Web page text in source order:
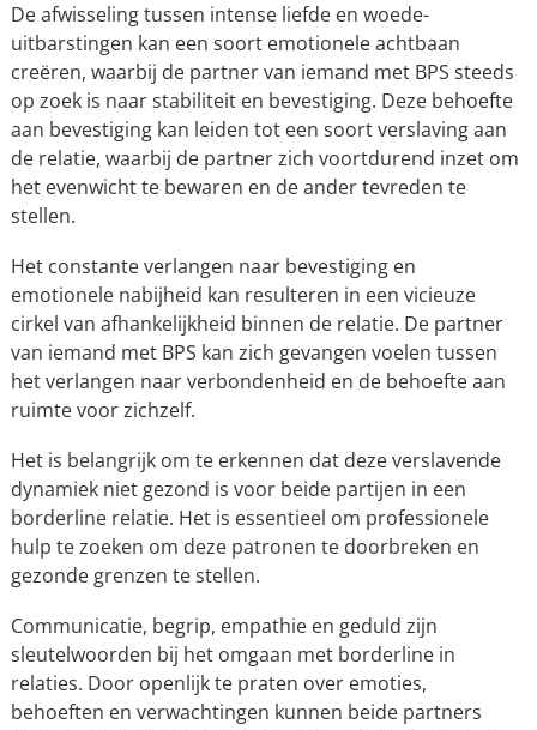
De afwisseling tussen intense liefde en woede-
uitbarstingen kan een soort emotionele achtbaan
creëren, waarbij de partner van iemand met BPS steeds
op zoek is naar stabiliteit en bevestiging. Deze behoefte
aan bevestiging kan leiden tot een soort verslaving aan
de relatie, waarbij de partner zich voortdurend inzet om
het evenwicht te bewaren en de ander tevreden te
stellen.
Het constante verlangen naar bevestiging en
emotionele nabijheid kan resulteren in een vicieuze
cirkel van afhankelijkheid binnen de relatie. De partner
van iemand met BPS kan zich gevangen voelen tussen
het verlangen naar verbondenheid en de behoefte aan
ruimte voor zichzelf.
Het is belangrijk om te erkennen dat deze verslavende
dynamiek niet gezond is voor beide partijen in een
borderline relatie. Het is essentieel om professionele
hulp te zoeken om deze patronen te doorbreken en
gezonde grenzen te stellen.
Communicatie, begrip, empathie en geduld zijn
sleutelwoorden bij het omgaan met borderline in
relaties. Door openlijk te praten over emoties,
behoeften en verwachtingen kunnen beide partners